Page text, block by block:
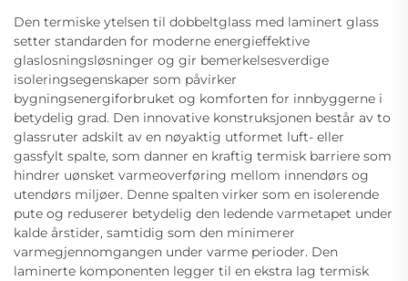
Den termiske ytelsen til dobbeltglass med laminert glass
setter standarden for moderne energieffektive
glaslosningsløsninger og gir bemerkelsesverdige
isoleringsegenskaper som påvirker
bygningsenergiforbruket og komforten for innbyggerne i
betydelig grad. Den innovative konstruksjonen består av to
glassruter adskilt av en nøyaktig utformet luft- eller
gassfylt spalte, som danner en kraftig termisk barriere som
hindrer uønsket varmeoverføring mellom innendørs og
utendørs miljøer. Denne spalten virker som en isolerende
pute og reduserer betydelig den ledende varmetapet under
kalde årstider, samtidig som den minimerer
varmegjennomgangen under varme perioder. Den
laminerte komponenten legger til en ekstra lag termisk